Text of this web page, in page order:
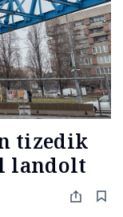
tizedik
landolt